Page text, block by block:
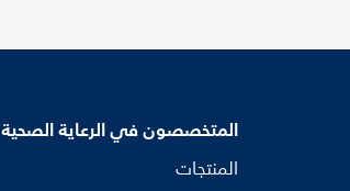
المتخصصون في الرعاية الصحية
المنتجات